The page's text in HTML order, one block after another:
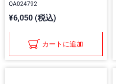
QA024792
¥6,050 (税込)
カートに追加